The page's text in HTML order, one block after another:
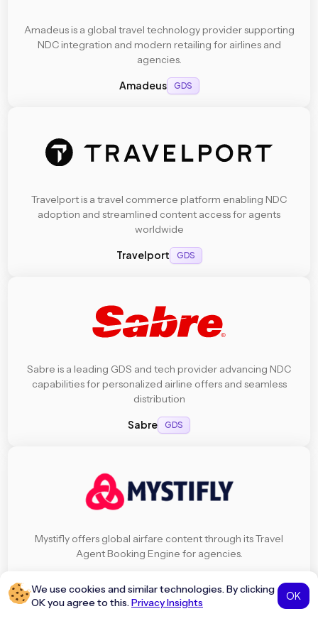
We use cookies and similar technologies. By clicking
OK you agree to this.Privacy Insights
OK
Amadeus is a global travel technology provider supporting
NDC integration and modern retailing for airlines and
agencies.
Amadeus GDS
Travelport is a travel commerce platform enabling NDC
adoption and streamlined content access for agents
worldwide
Travelport GDS
Sabre is a leading GDS and tech provider advancing NDC
capabilities for personalized airline offers and seamless
distribution
Sabre GDS
Mystifly offers global airfare content through its Travel
Agent Booking Engine for agencies.